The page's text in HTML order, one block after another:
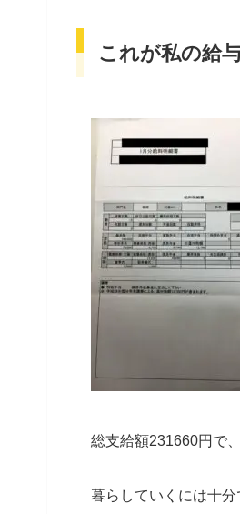
これが私の給
総支給額231660円で
暮らしていくには十分